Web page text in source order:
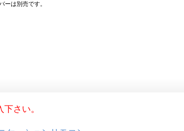
は別売です。
さい。